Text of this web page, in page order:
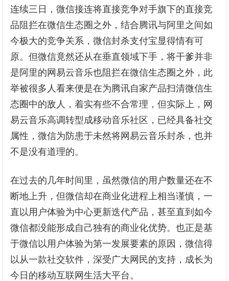
连续三日，微信接连将直接竞争对手旗下的直接竞
品阻拦在微信生态圈之外，结合腾讯与阿里之间如
今极大的竞争关系，微信封杀支付宝显得情有可
原。但微信竟然还从在垂直领域下手，将干爹并非
是阿里的网易云音乐也阻拦在微信生态圈之外，此
举被很多人看来便是在为腾讯自家产品扫清微信生
态圈中的敌人，着实有些不合常理，但实际上，网
易云音乐高调转型成移动音乐社区，已经具备社交
属性，微信为防患于未然将网易云音乐封杀，也并
不是没有道理的。
在过去的几年时间里，虽然微信的用户数量还在不
断地上升，但微信却在商业化进程上相当谨慎，一
直以用户体验为中心更新迭代产品，甚至直到如今
微信都没能形成自己独有的商业化优势。也正是基
于微信以用户体验为第一发展要素的原因，微信得
以从一款社交软件，深受广大网民的支持，成长为
今日的移动互联网生活大平台。